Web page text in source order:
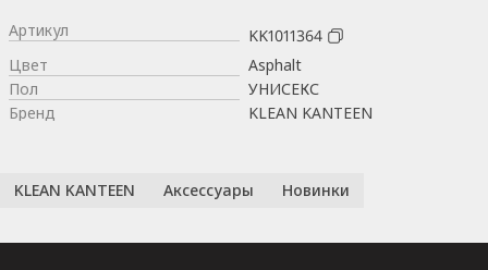
Артикул
KK1011364
Цвет
Asphalt
Пол
УНИСЕКС
Бренд
KLEAN KANTEEN
KLEAN KANTEEN Аксессуары Новинки